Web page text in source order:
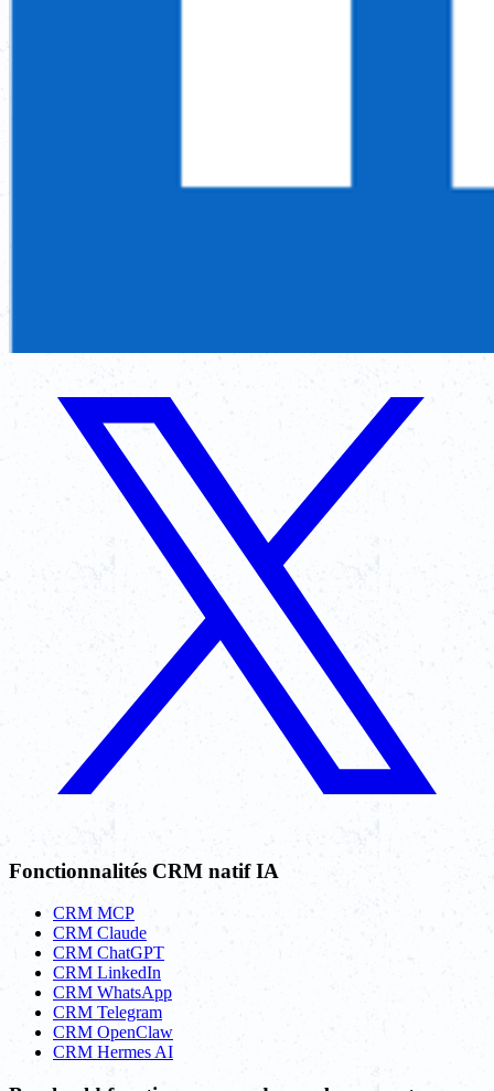
Fonctionnalités CRM natif IA
CRM MCP
CRM Claude
CRM ChatGPT
CRM LinkedIn
CRM WhatsApp
CRM Telegram
CRM OpenClaw
CRM Hermes AI